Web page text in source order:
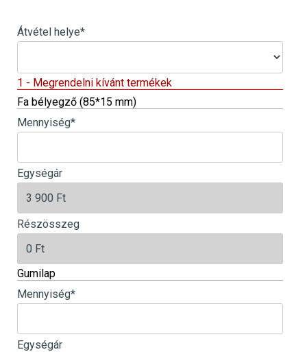
Átvétel helye*
1 - Megrendelni kívánt termékek
Fa bélyegző (85*15 mm)
Mennyiség*
Egységár
Részösszeg
Gumilap
Mennyiség*
Egységár